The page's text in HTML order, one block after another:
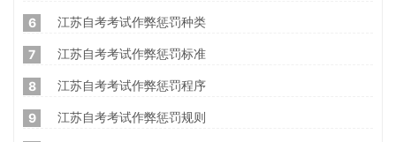
6 江苏自考考试作弊惩罚种类
7 江苏自考考试作弊惩罚标准
8 江苏自考考试作弊惩罚程序
9 江苏自考考试作弊惩罚规则